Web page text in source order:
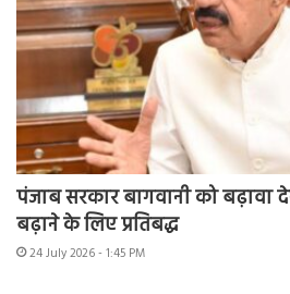
पंजाब सरकार बागवानी को
बढ़ाने के लिए प्रतिबद्ध
24 July 2026 - 1:45 PM